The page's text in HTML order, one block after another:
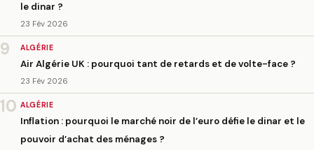
le dinar ?
23 Fév 2026
9 ALGÉRIE
Air Algérie UK : pourquoi tant de retards et de volte-face ?
23 Fév 2026
10 ALGÉRIE
Inflation : pourquoi le marché noir de l’euro défie le dinar et le
pouvoir d’achat des ménages ?